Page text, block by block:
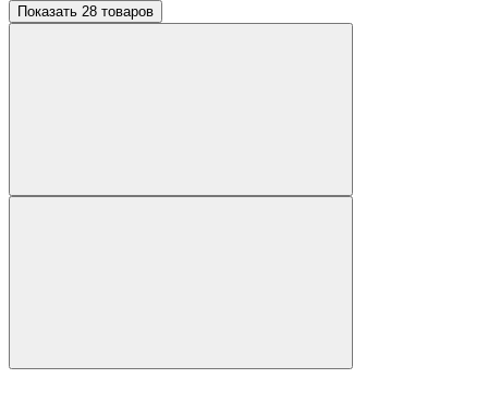
Показать 28 товаров